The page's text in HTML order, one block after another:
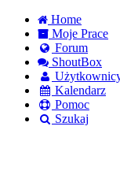
Home
Moje Prace
Forum
ShoutBox
Kalendarz
Pomoc
Szukaj